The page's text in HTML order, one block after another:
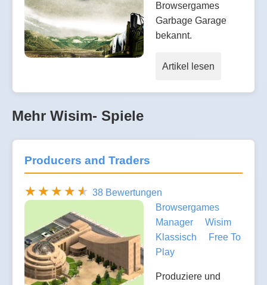
Browsergames
Garbage Garage
bekannt.
Artikel lesen
Mehr Wisim- Spiele
Producers and Traders
38 Bewertungen
Browsergames
Manager
Wisim
Klassisch
Free To
Play
Produziere und